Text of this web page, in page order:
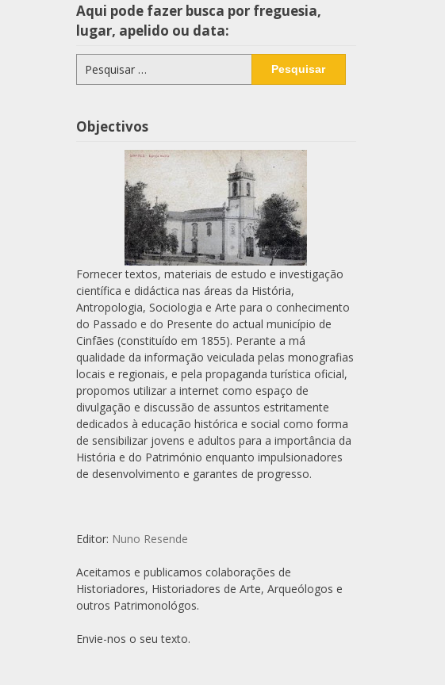
Aqui pode fazer busca por freguesia,
lugar, apelido ou data:
por:
Objectivos
Fornecer textos, materiais de estudo e investigação
científica e didáctica nas áreas da História,
Antropologia, Sociologia e Arte para o conhecimento
do Passado e do Presente do actual município de
Cinfães (constituído em 1855). Perante a má
qualidade da informação veiculada pelas monografias
locais e regionais, e pela propaganda turística oficial,
propomos utilizar a internet como espaço de
divulgação e discussão de assuntos estritamente
dedicados à educação histórica e social como forma
de sensibilizar jovens e adultos para a importância da
História e do Património enquanto impulsionadores
de desenvolvimento e garantes de progresso.
Editor: Nuno Resende
Aceitamos e publicamos colaborações de
Historiadores, Historiadores de Arte, Arqueólogos e
outros Patrimonológos.
Envie-nos o seu texto.